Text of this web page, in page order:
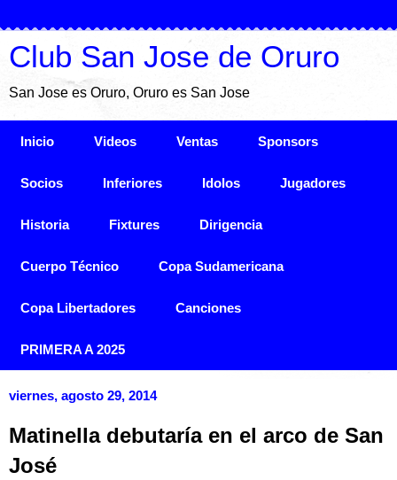
Club San Jose de Oruro
San Jose es Oruro, Oruro es San Jose
Inicio Videos Ventas Sponsors
Socios Inferiores Idolos Jugadores
Historia Fixtures Dirigencia
Cuerpo Técnico Copa Sudamericana
Copa Libertadores Canciones
PRIMERA A 2025
viernes, agosto 29, 2014
Matinella debutaría en el arco de San
José